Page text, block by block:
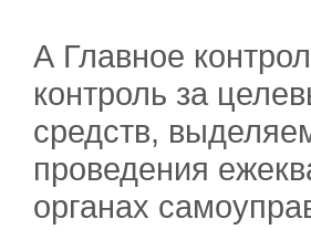
А Главное
контроль за
средств,
проведения
органах